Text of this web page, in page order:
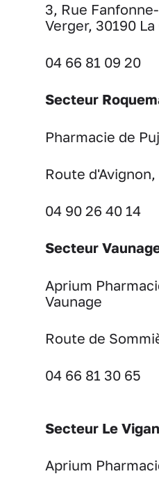
3, Rue
Verger, 30190
04 66 81 09 20
Secteur
Pharmacie de
Route
04 90 26 40 14
Secteur
Aprium
Vaunage
Route de
04 66 81 30 65
Secteur Le
Aprium